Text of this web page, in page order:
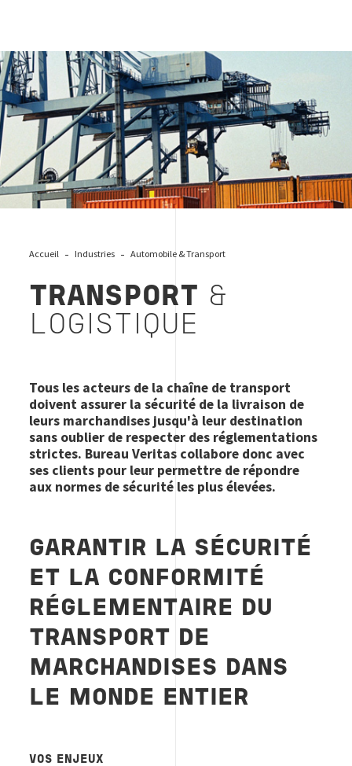
header transport
Accueil Industries Automobile & Transport
TRANSPORT &
LOGISTIQUE
Tous les acteurs de la chaîne de transport
doivent assurer la sécurité de la livraison de
leurs marchandises jusqu'à leur destination
sans oublier de respecter des réglementations
strictes. Bureau Veritas collabore donc avec
ses clients pour leur permettre de répondre
aux normes de sécurité les plus élevées.
GARANTIR LA SÉCURITÉ
ET LA CONFORMITÉ
RÉGLEMENTAIRE DU
TRANSPORT DE
MARCHANDISES DANS
LE MONDE ENTIER
VOS ENJEUX